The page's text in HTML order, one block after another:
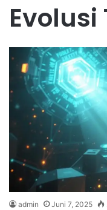
Evolusi
admin Juni 7, 2025